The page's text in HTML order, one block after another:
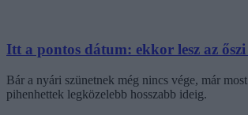
Itt a pontos dátum: ekkor lesz az őszi
Bár a nyári szünetnek még nincs vége, már
pihenhettek legközelebb hosszabb ideig.